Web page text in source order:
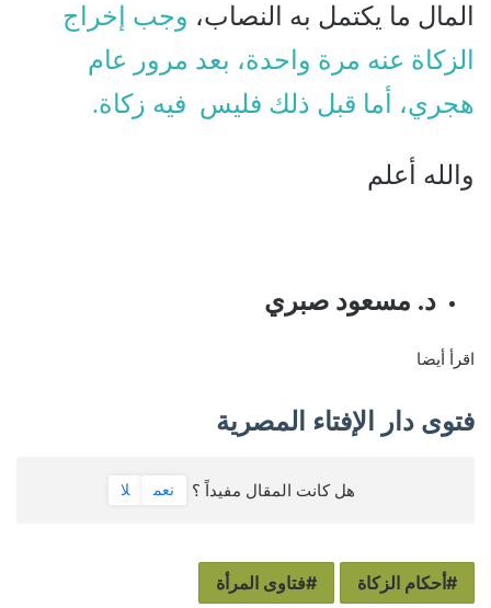
المال ما يكتمل به النصاب، وجب إخراج
الزكاة عنه مرة واحدة، بعد مرور عام
هجري، أما قبل ذلك فليس فيه زكاة.
والله أعلم
د. مسعود صبري
اقرأ أيضا
فتوى دار الإفتاء المصرية
هل كانت المقال مفيداً ؟ نعم لا
أحكام الزكاة فتاوى المرأة